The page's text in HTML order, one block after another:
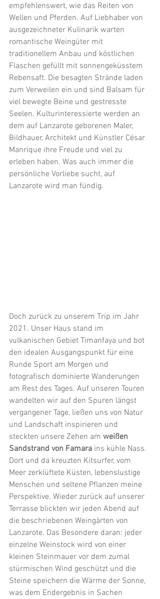
empfehlenswert, wie das Reiten von
Wellen und Pferden. Auf Liebhaber von
ausgezeichneter Kulinarik warten
romantische Weingüter mit
traditionellem Anbau und köstlichen
Flaschen gefüllt mit sonnengeküsstem
Rebensaft. Die besagten Strände laden
zum Verweilen ein und sind Balsam für
viel bewegte Beine und gestresste
Seelen. Kulturinteressierte werden an
dem auf Lanzarote geborenen Maler,
Bildhauer, Architekt und Künstler César
Manrique ihre Freude und viel zu
erleben haben. Was auch immer die
persönliche Vorliebe sucht, auf
Lanzarote wird man fündig.
Doch zurück zu unserem Trip im Jahr
2021. Unser Haus stand im
vulkanischen Gebiet Timanfaya und bot
den idealen Ausgangspunkt für eine
Runde Sport am Morgen und
fotografisch dominierte Wanderungen
am Rest des Tages. Auf unseren Touren
wandelten wir auf den Spuren längst
vergangener Tage, ließen uns von Natur
und Landschaft inspirieren und
steckten unsere Zehen am weißen
Sandstrand von Famara ins kühle Nass.
Dort und da kreuzten Kitsurfer, vom
Meer zerklüftete Küsten, lebenslustige
Menschen und seltene Pflanzen meine
Perspektive. Wieder zurück auf unserer
Terrasse blickten wir jeden Abend auf
die beschriebenen Weingärten von
Lanzarote. Das Besondere daran: jeder
einzelne Weinstock wird von einer
kleinen Steinmauer vor dem zumal
stürmischen Wind geschützt und die
Steine speichern die Wärme der Sonne,
was dem Endergebnis in Sachen